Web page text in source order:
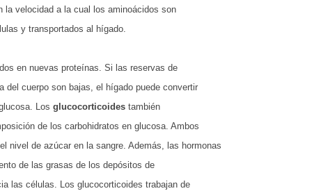
la veloci­dad a la cual los aminoácidos son
y trans­portados al hígado.
en nuevas proteínas. Si las reservas de
del cuer­po son bajas, el hígado puede convertir
Los glucocorticoides también
de los carbohidratos en glucosa. Ambos
nivel de azúcar en la sangre. Además, las hormonas
de las grasas de los depósitos de
las células. Los glucocorticoides trabajan de